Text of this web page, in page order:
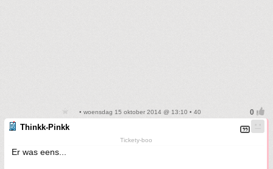
• woensdag 15 oktober 2014 @ 13:10 • 40
Thinkk-Pinkk
Tickety-boo
Er was eens...